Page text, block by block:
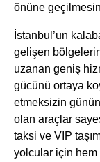
önüne
İstanbul’un
gelişen
uzanan geniş
gücünü ortaya
etmeksizin
olan araçlar
taksi ve VIP
yolcular için